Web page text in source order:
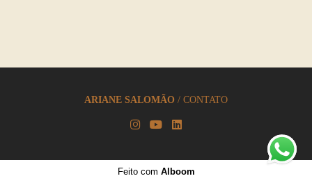
ARIANE SALOMÃO / CONTATO
Feito com Alboom